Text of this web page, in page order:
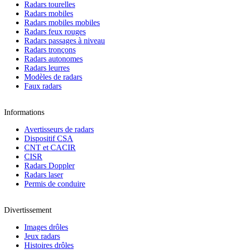
Radars tourelles
Radars mobiles
Radars mobiles mobiles
Radars feux rouges
Radars passages à niveau
Radars tronçons
Radars autonomes
Radars leurres
Modèles de radars
Faux radars
Informations
Avertisseurs de radars
Dispositif CSA
CNT et CACIR
CISR
Radars Doppler
Radars laser
Permis de conduire
Divertissement
Images drôles
Jeux radars
Histoires drôles